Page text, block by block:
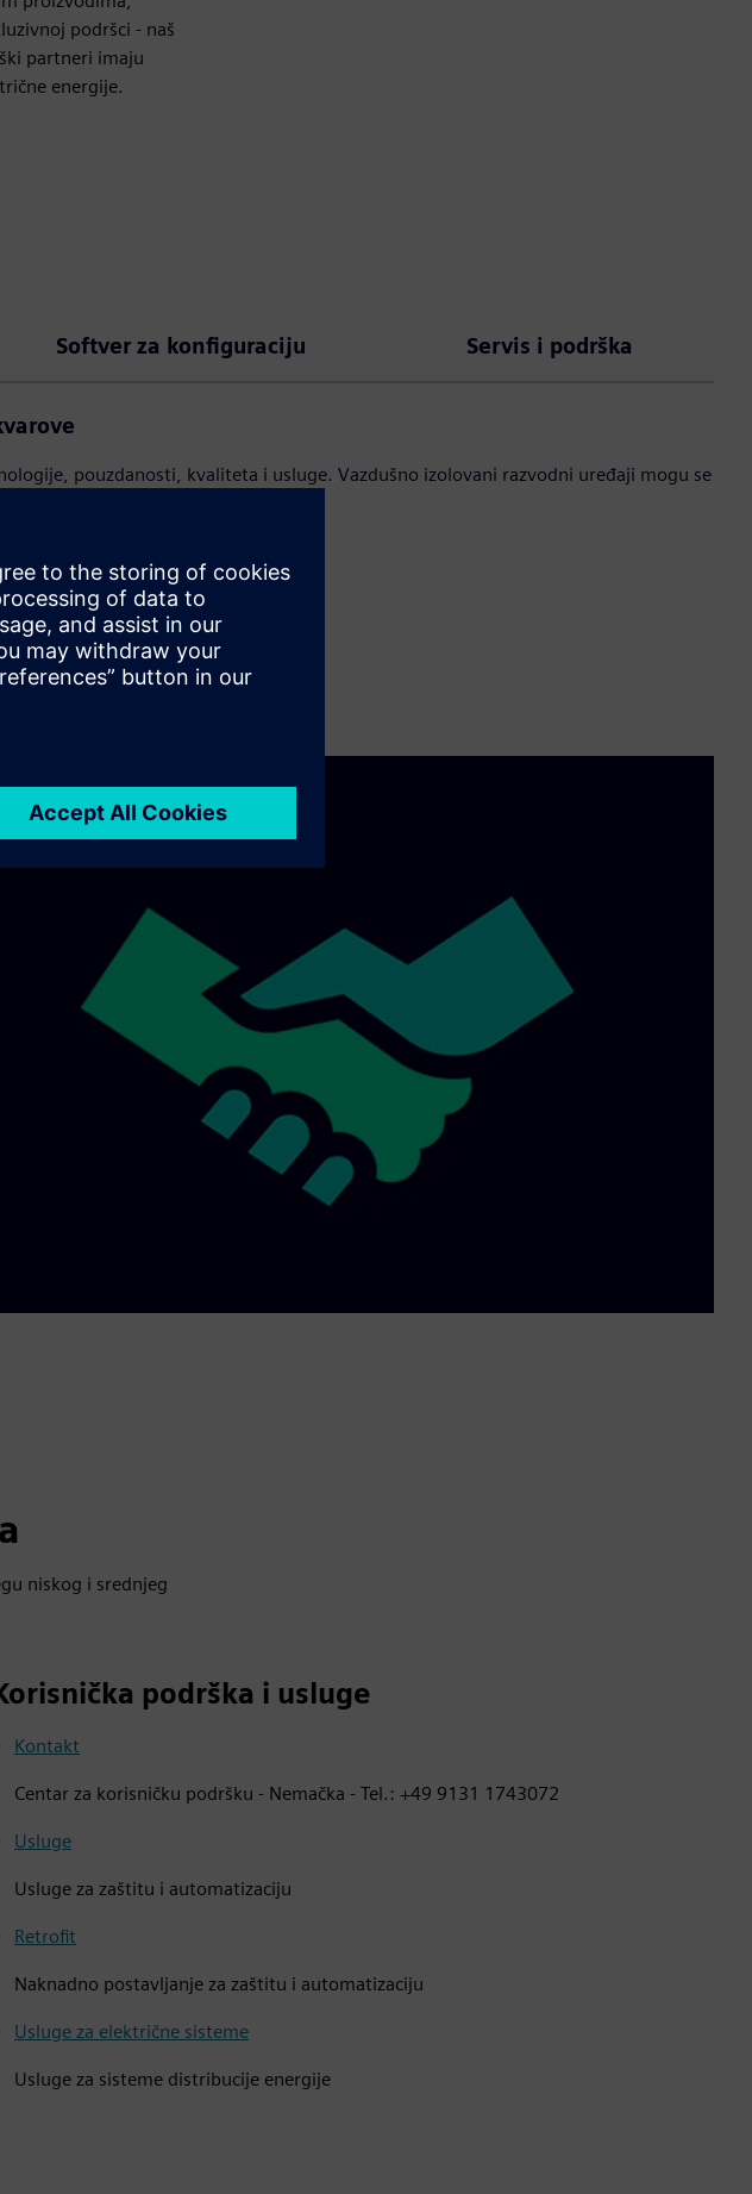
podršci - naš
partneri imaju
energije.
Softver za konfiguraciju Servis i podrška
pouzdanosti, kvaliteta i usluge. Vazdušno izolovani razvodni uređaji mogu se
sa IEC 62271-200.
niskog i srednjeg
podrška i usluge
Kontakt
Centar za korisničku podršku - Nemačka - Tel.: +49 9131 1743072
Usluge
Usluge za zaštitu i automatizaciju
Retrofit
Naknadno postavljanje za zaštitu i automatizaciju
Usluge za električne sisteme
Usluge za sisteme distribucije energije